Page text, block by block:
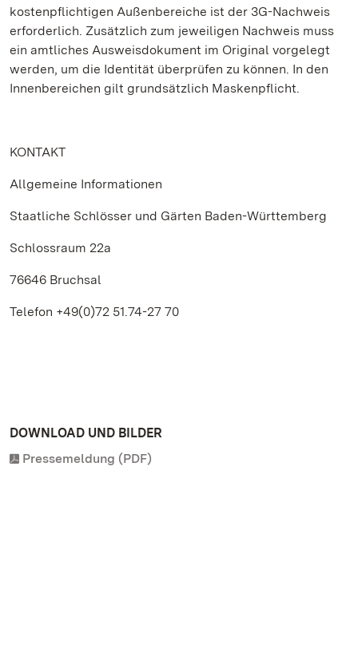
kostenpflichtigen Außenbereiche ist der 3G-Nachweis
erforderlich. Zusätzlich zum jeweiligen Nachweis muss
ein amtliches Ausweisdokument im Original vorgelegt
werden, um die Identität überprüfen zu können. In den
Innenbereichen gilt grundsätzlich Maskenpflicht.
KONTAKT
Allgemeine Informationen
Staatliche Schlösser und Gärten Baden-Württemberg
Schlossraum 22a
76646 Bruchsal
Telefon +49(0)72 51.74-27 70
DOWNLOAD UND BILDER
Pressemeldung (PDF)